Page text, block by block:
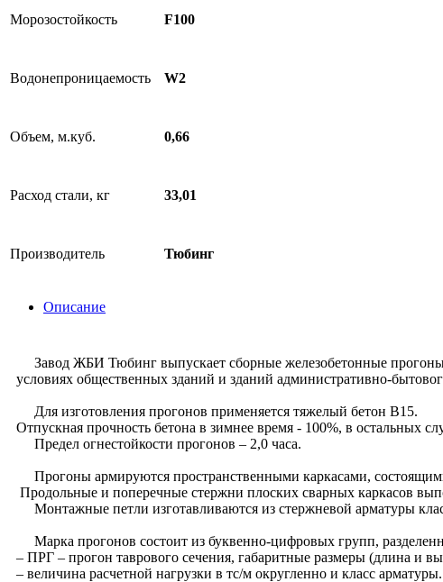
Морозостойкость F100
Водонепроницаемость W2
Объем, м.куб. 0,66
Расход стали, кг 33,01
Производитель Тюбинг
Описание
Завод ЖБИ Тюбинг выпускает сборные железобетонные
условиях общественных зданий и зданий административно-
Для изготовления прогонов применяется тяжелый бетон B15.
Отпускная прочность бетона в зимнее время - 100%, в остальных
Предел огнестойкости прогонов – 2,0 часа.
Прогоны армируются пространственными каркасами,
Продольные и поперечные стержни плоских сварных каркасов
Монтажные петли изготавливаются из стержневой арматуры
Марка прогонов состоит из буквенно-цифровых групп,
– ПРГ – прогон таврового сечения, габаритные размеры (длина и
– величина расчетной нагрузки в тс/м округленно и класс арматуры.